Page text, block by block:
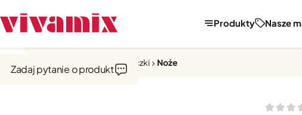
Produkty Nasze
Noże, tarki, obieraczki Noże
Zadaj pytanie o produkt